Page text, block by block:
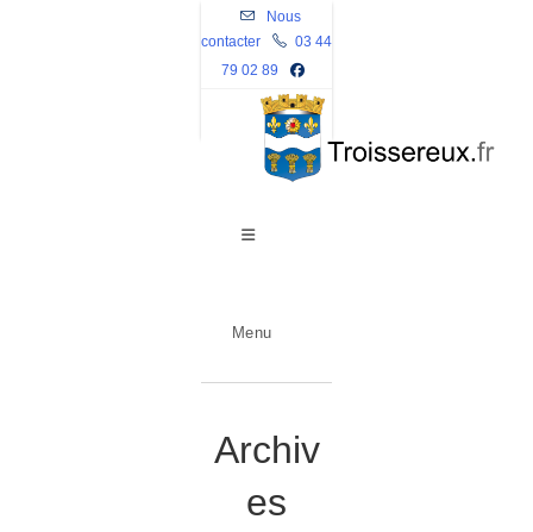
Skip
to
content
Nous
contacter
03 44
79 02 89
Menu
Archiv
es